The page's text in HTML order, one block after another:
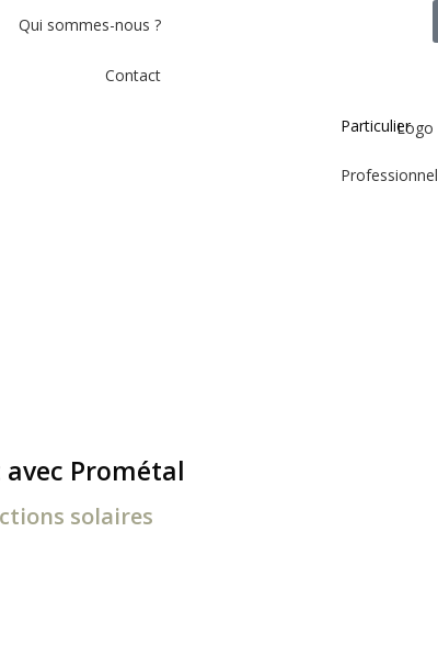
Qui sommes-nous ?
Contact
Particulier
Professionnel
Prométal
solaires